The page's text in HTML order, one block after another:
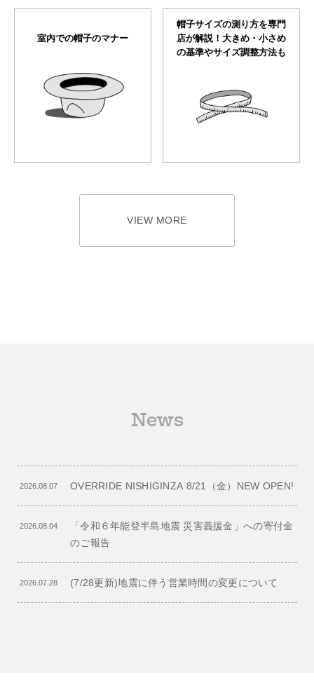
室内での帽子のマナー
帽子サイズの測り方を専門
店が解説！大きめ・小さめ
の基準やサイズ調整方法も
VIEW MORE
News
2026.08.07 OVERRIDE NISHIGINZA 8/21（金）NEW OPEN!
2026.08.04
「令和６年能登半島地震 災害義援金」への寄付金
のご報告
2026.07.28 (7/28更新)地震に伴う営業時間の変更について